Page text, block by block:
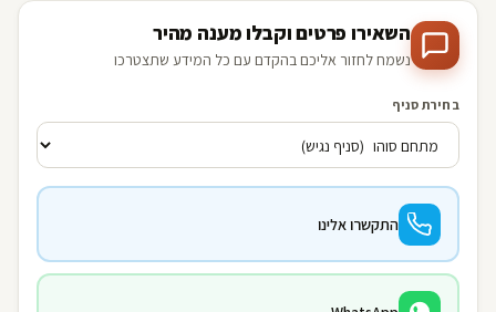
השאירו פרטים וקבלו מענה מהיר
נשמח לחזור אליכם בהקדם עם כל המידע שתצטרכו
בחירת סניף
התקשרו אלינו